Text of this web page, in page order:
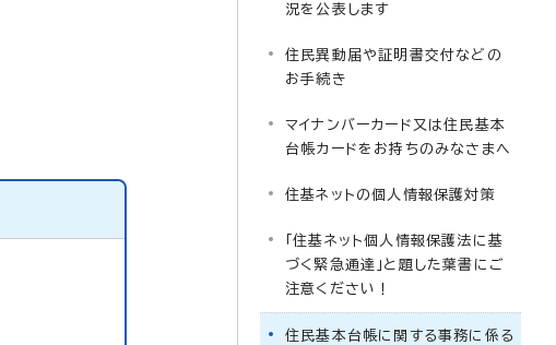
況を公表します
住民異動届や証明書交付などの
お手続き
マイナンバーカード又は住民基本
台帳カードをお持ちのみなさまへ
住基ネットの個人情報保護対策
「住基ネット個人情報保護法に基
づく緊急通達」と題した葉書にご
注意ください！
住民基本台帳に関する事務に係る